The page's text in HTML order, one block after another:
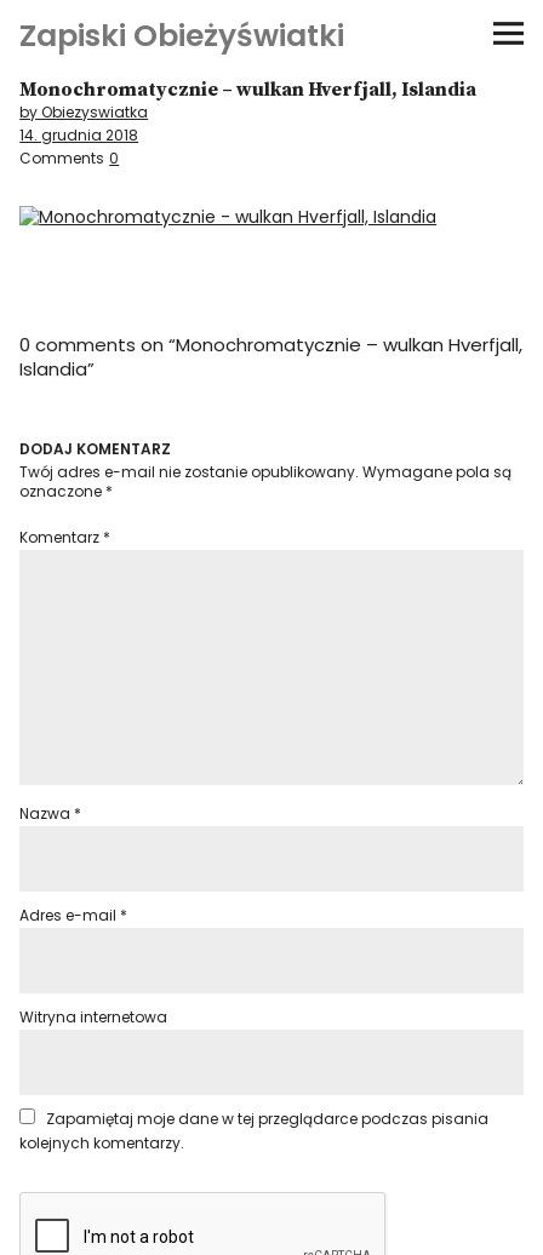
Zapiski Obieżyświatki
Podróże
Kultura i sztuka
Kątem oka
Niezwyczajne ściany
Monochromatycznie – wulkan Hverfjall, Islandia
by Obiezyswiatka
14. grudnia 2018
Comments 0
0 comments on “Monochromatycznie – wulkan Hverfjall,
Islandia”
DODAJ KOMENTARZ
Twój adres e-mail nie zostanie opublikowany. Wymagane pola są
oznaczone *
Komentarz *
Nazwa *
Adres e-mail *
Witryna internetowa
Zapamiętaj moje dane w tej przeglądarce podczas pisania
kolejnych komentarzy.